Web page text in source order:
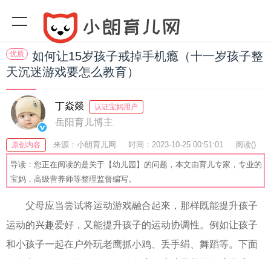
优质
如何让15岁孩子戒掉手机瘾（十一岁孩子整
天沉迷游戏要怎么教育）
丁焱燚 认证宝妈用户
岳阳育儿博主
原创内容 来源：小朗育儿网 时间：2023-10-25 00:51:01 阅读()
收藏：28 分享：43 爆
导读：您正在阅读的是关于【幼儿园】的问题，本文由育儿专家，专业的
宝妈，高级营养师等整理监督编写。
父母应当尝试将运动游戏融合起來，那样既能提升孩子
运动的兴趣爱好，又能提升孩子的运动协调性。例如让孩子
和小孩子一起在户外玩老鹰抓小鸡、丢手绢、舞蹈等。下面